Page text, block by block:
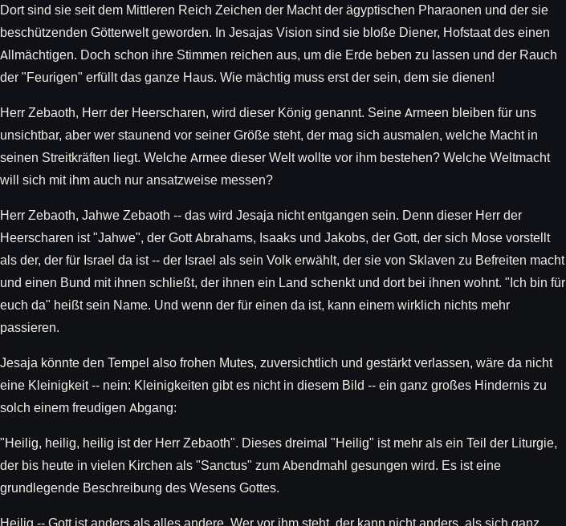
Dort sind sie seit dem Mittleren Reich Zeichen der Macht der ägyptischen Pharaonen und der sie
beschützenden Götterwelt geworden. In Jesajas Vision sind sie bloße Diener, Hofstaat des einen
Allmächtigen. Doch schon ihre Stimmen reichen aus, um die Erde beben zu lassen und der Rauch
der "Feurigen" erfüllt das ganze Haus. Wie mächtig muss erst der sein, dem sie dienen!
Herr Zebaoth, Herr der Heerscharen, wird dieser König genannt. Seine Armeen bleiben für uns
unsichtbar, aber wer staunend vor seiner Größe steht, der mag sich ausmalen, welche Macht in
seinen Streitkräften liegt. Welche Armee dieser Welt wollte vor ihm bestehen? Welche Weltmacht
will sich mit ihm auch nur ansatzweise messen?
Herr Zebaoth, Jahwe Zebaoth -- das wird Jesaja nicht entgangen sein. Denn dieser Herr der
Heerscharen ist "Jahwe", der Gott Abrahams, Isaaks und Jakobs, der Gott, der sich Mose vorstellt
als der, der für Israel da ist -- der Israel als sein Volk erwählt, der sie von Sklaven zu Befreiten macht
und einen Bund mit ihnen schließt, der ihnen ein Land schenkt und dort bei ihnen wohnt. "Ich bin für
euch da" heißt sein Name. Und wenn der für einen da ist, kann einem wirklich nichts mehr
passieren.
Jesaja könnte den Tempel also frohen Mutes, zuversichtlich und gestärkt verlassen, wäre da nicht
eine Kleinigkeit -- nein: Kleinigkeiten gibt es nicht in diesem Bild -- ein ganz großes Hindernis zu
solch einem freudigen Abgang:
"Heilig, heilig, heilig ist der Herr Zebaoth". Dieses dreimal "Heilig" ist mehr als ein Teil der Liturgie,
der bis heute in vielen Kirchen als "Sanctus" zum Abendmahl gesungen wird. Es ist eine
grundlegende Beschreibung des Wesens Gottes.